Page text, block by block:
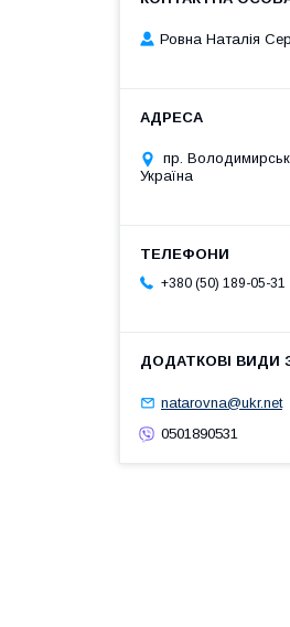
Ровна Наталія
пр.
Україна
+380 (50) 189-05-31
natarovna@ukr.net
0501890531